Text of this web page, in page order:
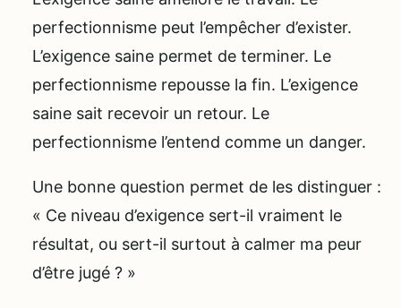
perfectionnisme peut l’empêcher d’exister.
L’exigence saine permet de terminer. Le
perfectionnisme repousse la fin. L’exigence
saine sait recevoir un retour. Le
perfectionnisme l’entend comme un danger.
Une bonne question permet de les distinguer :
« Ce niveau d’exigence sert-il vraiment le
résultat, ou sert-il surtout à calmer ma peur
d’être jugé ? »